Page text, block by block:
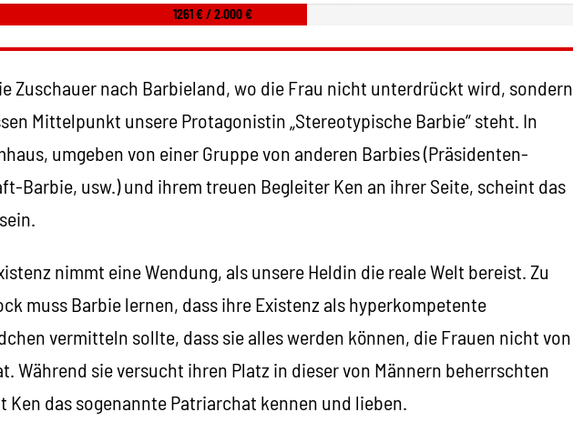
1261 € / 2.000 €
Zuschauer nach Barbieland, wo die Frau nicht unterdrückt wird, sondern
Mittelpunkt unsere Protagonistin „Stereotypische Barbie“ steht. In
umgeben von einer Gruppe von anderen Barbies (Präsidenten-
Barbie, usw.) und ihrem treuen Begleiter Ken an ihrer Seite, scheint das
nimmt eine Wendung, als unsere Heldin die reale Welt bereist. Zu
muss Barbie lernen, dass ihre Existenz als hyperkompetente
vermitteln sollte, dass sie alles werden können, die Frauen nicht von
Während sie versucht ihren Platz in dieser von Männern beherrschten
Ken das sogenannte Patriarchat kennen und lieben.